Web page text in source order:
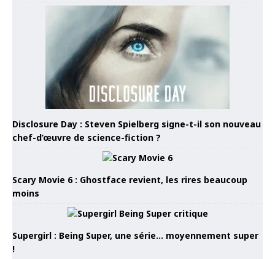
Disclosure Day : Steven Spielberg signe-t-il son nouveau
chef-d’œuvre de science-fiction ?
Scary Movie 6 : Ghostface revient, les rires beaucoup
moins
Supergirl : Being Super, une série… moyennement super
!